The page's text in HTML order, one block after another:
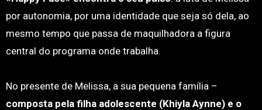
por autonomia, por uma identidade que seja só dela, ao
mesmo tempo que passa de maquilhadora a figura
central do programa onde trabalha.
No presente de Melissa, a sua pequena família –
composta pela filha adolescente (Khiyla Aynne) e o